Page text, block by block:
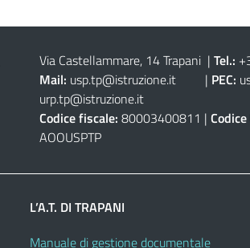
Via Castellammare, 14 Trapani | Tel.:
Mail: usp.tp@istruzione.it| PEC:
urp.tp@istruzione.it
Codice fiscale: 80003400811 |
AOOUSPTP
L’A.T. DI TRAPANI
Manuale di gestione documentale